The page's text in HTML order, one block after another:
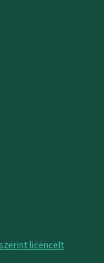
szerint licencelt